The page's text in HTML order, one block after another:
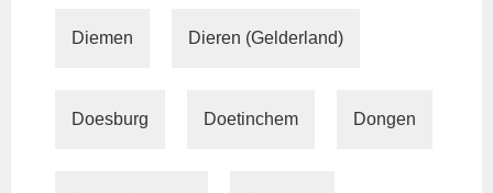
Diemen Dieren (Gelderland)
Doesburg Doetinchem Dongen